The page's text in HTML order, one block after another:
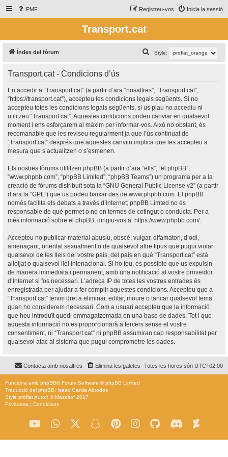
PMF Inicia la sessió
Registreu-vos
Transport.cat
Índex del fòrum Style:
e
c
a
Transport.cat - Condicions d’ús
En accedir a “Transport.cat” (a partir d’ara “nosaltres”, “Transport.cat”,
“https://transport.cat”), accepteu les condicions legals següents. Si no
accepteu totes les condicions legals següents, si us plau no accediu ni
utilitzeu “Transport.cat”. Aquestes condicions poden canviar en qualsevol
moment i ens esforçarem al màxim per informar-vos. Això no obstant, és
recomanable que les reviseu regularment ja que l’ús continuat de
“Transport.cat” després que aquestes canvïin implica que les accepteu a
mesura que s’actualitzen o s’esmenen.
Els nostres fòrums utilitzen phpBB (a partir d’ara “ells”, “el phpBB”,
“www.phpbb.com”, “phpBB Limited”, “phpBB Teams”) un programa per a la
creació de fòrums distribuït sota la “GNU General Public License v2” (a partir
d’ara la “GPL”) que us podeu baixar des de www.phpbb.com . El phpBB
només facilita els debats a través d’Internet; phpBB Limted no és
responsable de què permet o no en termes de cotingut o conducta. Per a
més informació sobre el phpBB, dirigiu-vos a: https://www.phpbb.com/.
Accepteu no publicar material abusiu, obscè, vulgar, difamatori, d’odi,
amenaçant, orientat sexualment o de qualsevol altre tipus que pugui violar
qualsevol de les lleis del vostre país, del país en què “Transport.cat” està
allotjat o qualsevol llei intenacional. Si ho feu, és possible que us expulsin
de manera immediata i permanent, amb una notificació al vostre proveïdor
d’Internet si fos necessari. L’adreça IP de totes les vostres entrades és
enregistrada per ajudar a fer complir aquestes condicions. Accepteu que a
“Transport.cat” tenim dret a eliminar, editar, moure o tancar qualsevol tema
quan ho considerem necessari. Com a usuari accepteu que la informació
que heu introduït quedi emmagatzemada en una base de dades. Tot i que
aquesta informació no es proporcionarà a tercers sense el vostre
consentiment, ni “Transport.cat” ni phpBB assumiran cap responsabilitat per
qualsevol atac al sistema que pugui comprometre les dades.
Totes les hores són UTC+02:00
Elimina les galetes
Contacta amb nosaltres
Funciona amb phpBB® Forum Software © phpBB Limited
Traducció del phpBB: Isaac Garcia Abrodos
Style proflatAutor: ©Mazeltof 2017
Privadesa | Condicions